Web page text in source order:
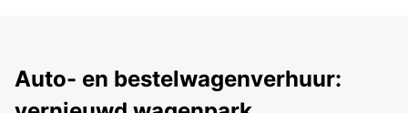
Auto- en bestelwagenverhuur: